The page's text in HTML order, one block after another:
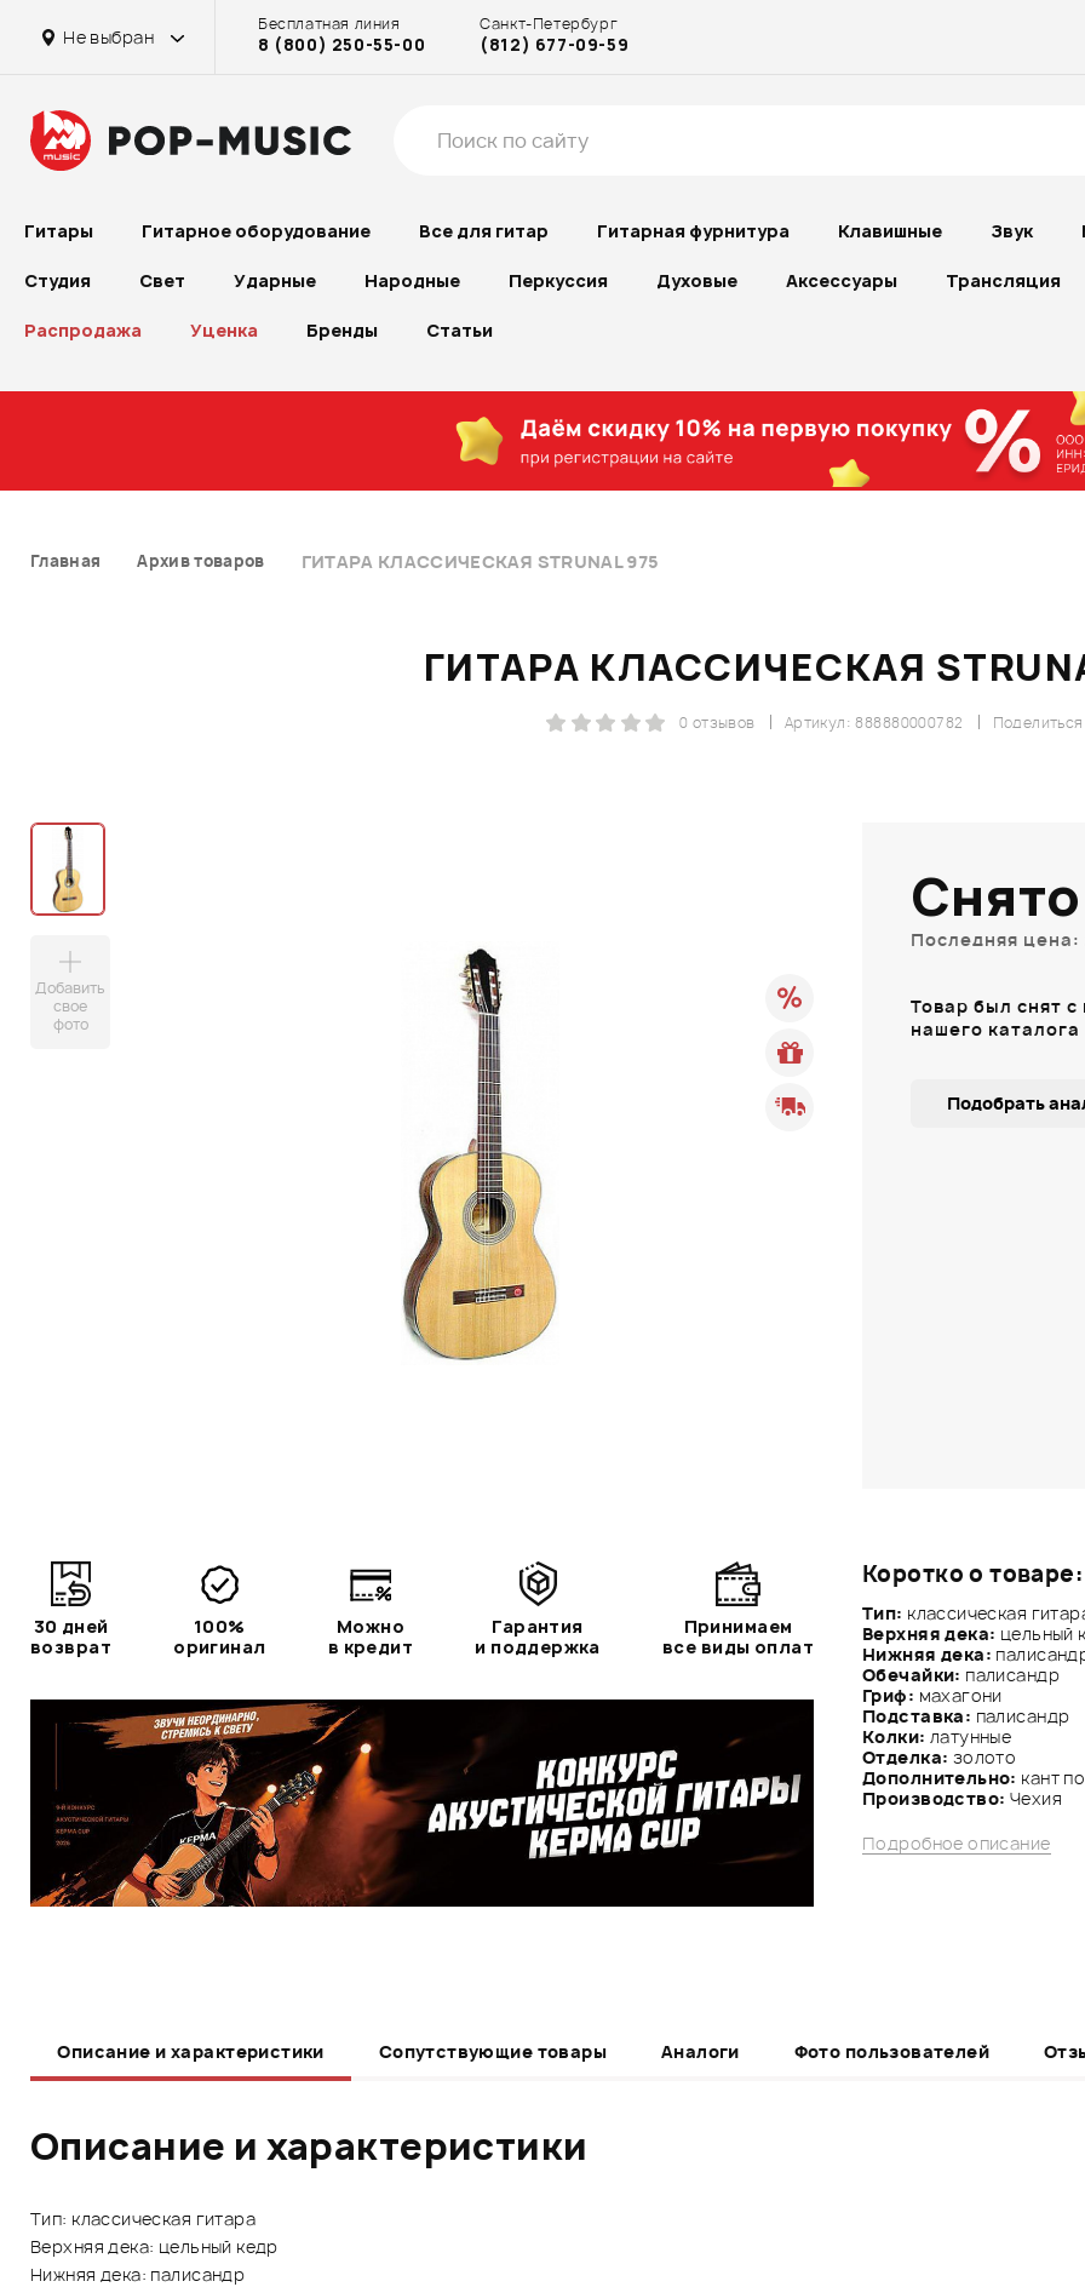
Не выбран
Бесплатная линия
8 (800) 250-55-00
Санкт-Петербург
(812) 677-09-59
Гитары Гитарное оборудование Все для гитар Гитарная фурнитура Клавишные Звук
Студия Свет Ударные Народные Перкуссия Духовые Аксессуары Трансляция
Распродажа Уценка Бренды Статьи
Главная Архив товаров ГИТАРА КЛАССИЧЕСКАЯ STRUNAL 975
ГИТАРА КЛАССИЧЕСКАЯ
Поделиться
Артикул: 888880000782
0 отзывов
Добавить
свое
фото
Коротко о товаре:
Тип: классическая
Верхняя дека: цельный
Нижняя дека:
Обечайки: палисандр
Гриф: махагони
Подставка: палисандр
Колки: латунные
Отделка: золото
Дополнительно: кант
Производство: Чехия
Подробное описание
Последняя цена:
Товар был снят
нашего каталога
Подобрать
30 дней
возврат
100%
оригинал
Можно
в кредит
Гарантия
и поддержка
Принимаем
все виды оплат
Описание и характеристики Сопутствующие товары Аналоги Фото пользователей
Описание и характеристики
Тип: классическая гитара
Верхняя дека: цельный кедр
Нижняя дека: палисандр